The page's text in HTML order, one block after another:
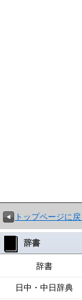
トップページに戻
辞書
辞書
日中・中日辞典